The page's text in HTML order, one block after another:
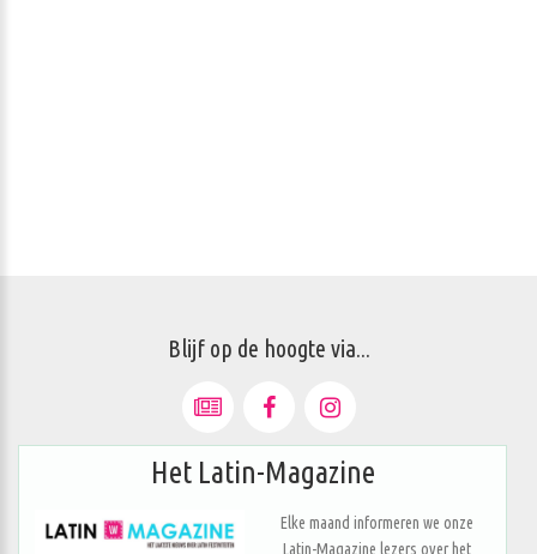
Blijf op de hoogte via...
Het Latin-Magazine
Elke maand informeren we onze
Latin-Magazine lezers over het